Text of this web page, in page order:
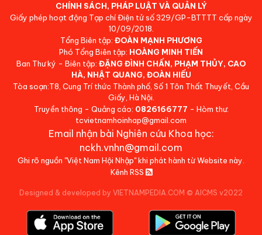
CHÍNH SÁCH, PHÁP LUẬT VÀ QUẢN LÝ
Giấy phép hoạt động Tạp chí Điện tử số 329/GP-BTTTT cấp ngày
10/09/2018.
Tổng Biên tập: ĐOÀN MẠNH PHƯƠNG
Phó Tổng Biên tập: HOÀNG MINH TIẾN
Ban Thư ký - Biên tập: ĐẶNG ĐÌNH CHẤN, PHẠM THỦY, CAO
HÀ, NHẬT QUANG, ĐOÀN HIẾU
Tòa soạn:T8, Cung Trí thức Thành phố, Số 1 Tôn Thất Thuyết, Cầu
Giấy, Hà Nội.
Truyền thông - Quảng cáo: 0826166777 - Hòm thư:
tcvietnamhoinhap@gmail.com
Email nhận bài Nghiên cứu Khoa học:
nckh.vnhn@gmail.com
Ghi rõ nguồn "Việt Nam Hội Nhập" khi phát hành từ Website này.
Kênh RSS
Designed & developed by VIETNAMPEDIA.COM © AICMS v2022